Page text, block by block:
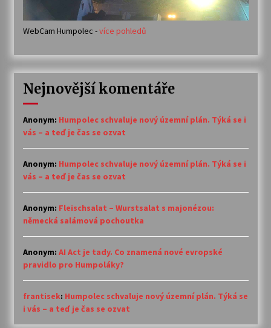
WebCam Humpolec -více pohledů
Nejnovější komentáře
Anonym: Humpolec schvaluje nový územní plán. Týká se i
vás – a teď je čas se ozvat
Anonym: Humpolec schvaluje nový územní plán. Týká se i
vás – a teď je čas se ozvat
Anonym: Fleischsalat – Wurstsalat s majonézou:
německá salámová pochoutka
Anonym: AI Act je tady. Co znamená nové evropské
pravidlo pro Humpoláky?
frantisek: Humpolec schvaluje nový územní plán. Týká se
i vás – a teď je čas se ozvat